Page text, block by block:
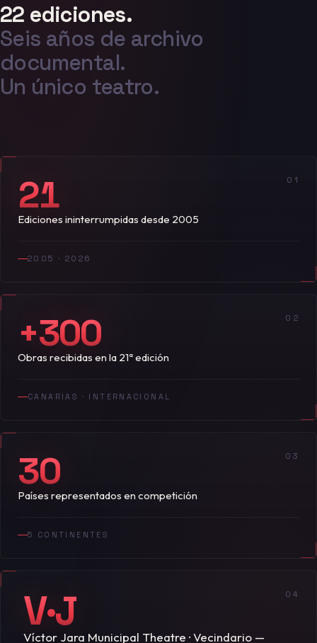
22 ediciones.
Seis años de archivo
documental.
Un único teatro.
01
21
Ediciones ininterrumpidas desde 2005
2005 · 2026
02
+300
Obras recibidas en la 21ª edición
CANARIAS · INTERNACIONAL
03
30
Países representados en competición
5 CONTINENTES
04
V·J
Víctor Jara Municipal Theatre · Vecindario —